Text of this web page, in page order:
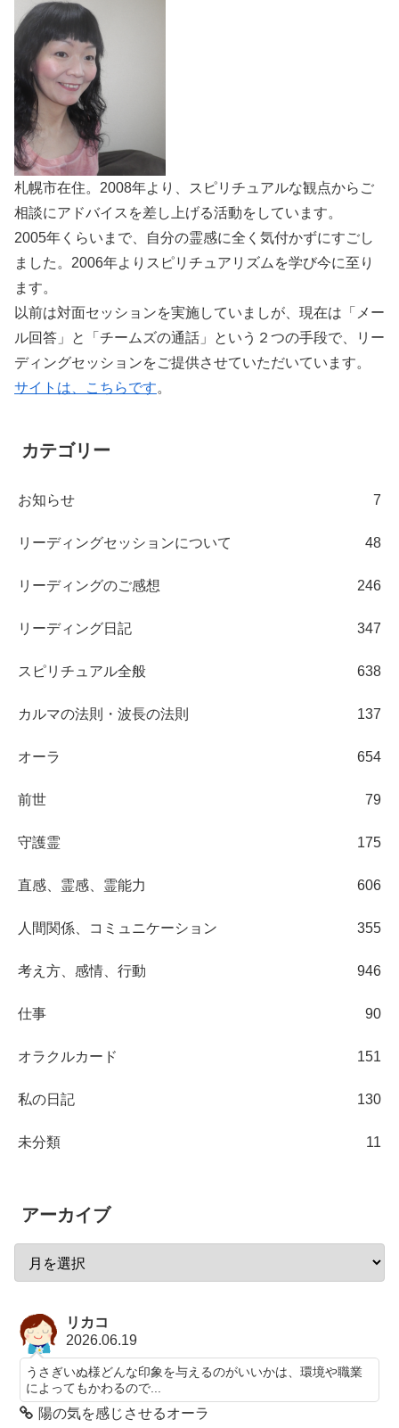
札幌市在住。2008年より、スピリチュアルな観点からご
相談にアドバイスを差し上げる活動をしています。
2005年くらいまで、自分の霊感に全く気付かずにすごし
ました。2006年よりスピリチュアリズムを学び今に至り
ます。
以前は対面セッションを実施していましが、現在は「メー
ル回答」と「チームズの通話」という２つの手段で、リー
ディングセッションをご提供させていただいています。
サイトは、こちらです。
カテゴリー
お知らせ 7
リーディングセッションについて 48
リーディングのご感想 246
リーディング日記 347
スピリチュアル全般 638
カルマの法則・波長の法則 137
オーラ 654
前世 79
守護霊 175
直感、霊感、霊能力 606
人間関係、コミュニケーション 355
考え方、感情、行動 946
仕事 90
オラクルカード 151
私の日記 130
未分類 11
アーカイブ
リカコ
2026.06.19
うさぎいぬ様どんな印象を与えるのがいいかは、環境や職業
によってもかわるので...
陽の気を感じさせるオーラ